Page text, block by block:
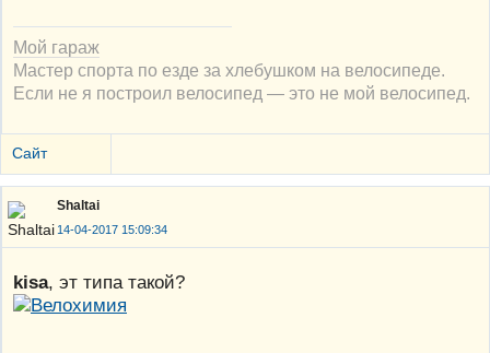
Мой гараж
Мастер спорта по езде за хлебушком на велосипеде.
Если не я построил велосипед — это не мой велосипед.
Сайт
Shaltai
14-04-2017 15:09:34
kisa, эт типа такой?